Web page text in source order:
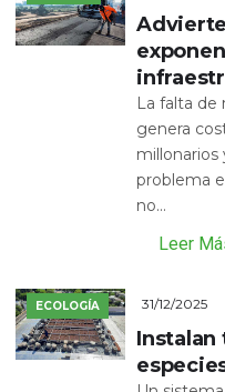
La falta de
genera
millonarios
problema
no...
Leer
ECOLOGÍA 31/12/2025
Instalan